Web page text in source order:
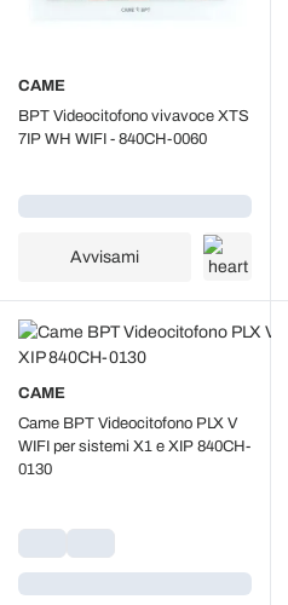
CAME
BPT Videocitofono vivavoce XTS
7IP WH WIFI - 840CH-0060
Avvisami
CAME
Came BPT Videocitofono PLX V
WIFI per sistemi X1 e XIP 840CH-
0130